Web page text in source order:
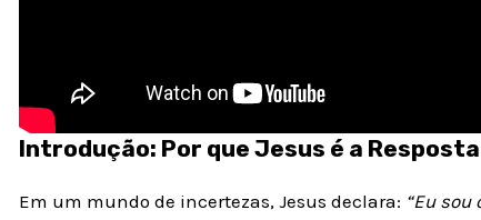
Introdução: Por que Jesus é a
Em um mundo de incertezas, Jesus declara: “Eu sou